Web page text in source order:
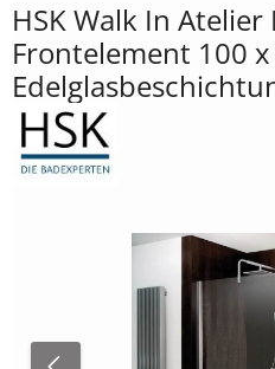
HSK Walk In
Frontelement 100